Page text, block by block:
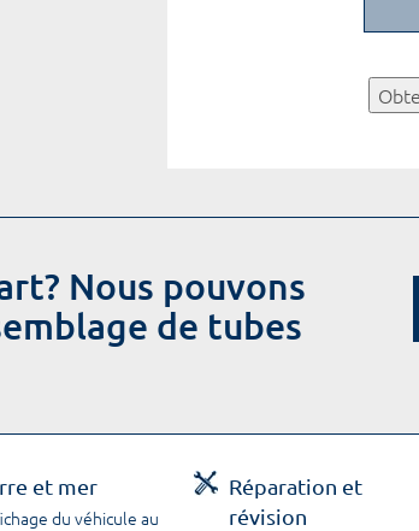
Nous pouvons
de tubes
et mer
du véhicule au
Réparation et
révision